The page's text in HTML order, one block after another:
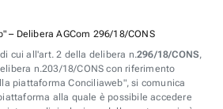
– Delibera AGCom 296/18/CONS
cui all'art. 2 della delibera n.296/18/CONS,
n.203/18/CONS con riferimento
piattaforma Conciliaweb", si comunica
alla quale è possibile accedere